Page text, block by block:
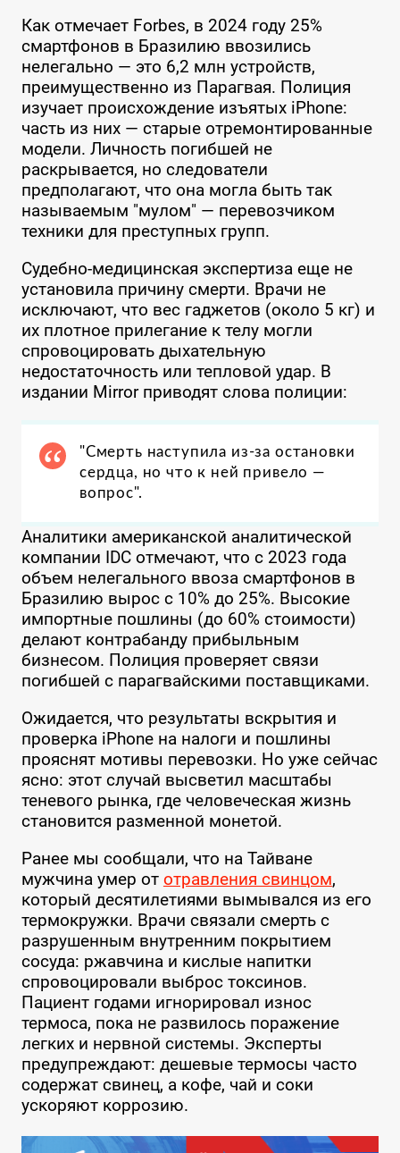
Как отмечает Forbes, в 2024 году 25%
смартфонов в Бразилию ввозились
нелегально — это 6,2 млн устройств,
преимущественно из Парагвая. Полиция
изучает происхождение изъятых iPhone:
часть из них — старые отремонтированные
модели. Личность погибшей не
раскрывается, но следователи
предполагают, что она могла быть так
называемым "мулом" — перевозчиком
техники для преступных групп.
Судебно-медицинская экспертиза еще не
установила причину смерти. Врачи не
исключают, что вес гаджетов (около 5 кг) и
их плотное прилегание к телу могли
спровоцировать дыхательную
недостаточность или тепловой удар. В
издании Mirror приводят слова полиции:
"Смерть наступила из-за остановки
сердца, но что к ней привело —
вопрос".
Аналитики американской аналитической
компании IDC отмечают, что с 2023 года
объем нелегального ввоза смартфонов в
Бразилию вырос с 10% до 25%. Высокие
импортные пошлины (до 60% стоимости)
делают контрабанду прибыльным
бизнесом. Полиция проверяет связи
погибшей с парагвайскими поставщиками.
Ожидается, что результаты вскрытия и
проверка iPhone на налоги и пошлины
прояснят мотивы перевозки. Но уже сейчас
ясно: этот случай высветил масштабы
теневого рынка, где человеческая жизнь
становится разменной монетой.
Ранее мы сообщали, что на Тайване
мужчина умер от отравления свинцом,
который десятилетиями вымывался из его
термокружки. Врачи связали смерть с
разрушенным внутренним покрытием
сосуда: ржавчина и кислые напитки
спровоцировали выброс токсинов.
Пациент годами игнорировал износ
термоса, пока не развилось поражение
легких и нервной системы. Эксперты
предупреждают: дешевые термосы часто
содержат свинец, а кофе, чай и соки
ускоряют коррозию.